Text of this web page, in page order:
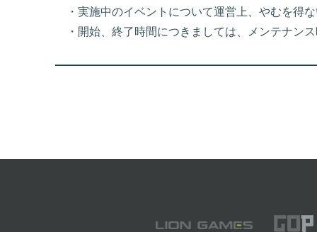
・実施中のイベントについて運営上、やむを得
・開始、終了時間につきましては、メンテナン